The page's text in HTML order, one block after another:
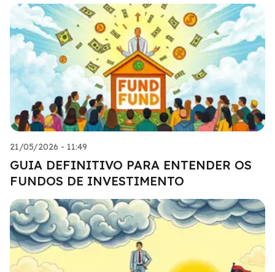
21/05/2026 - 11:49
GUIA DEFINITIVO PARA ENTENDER OS
FUNDOS DE INVESTIMENTO